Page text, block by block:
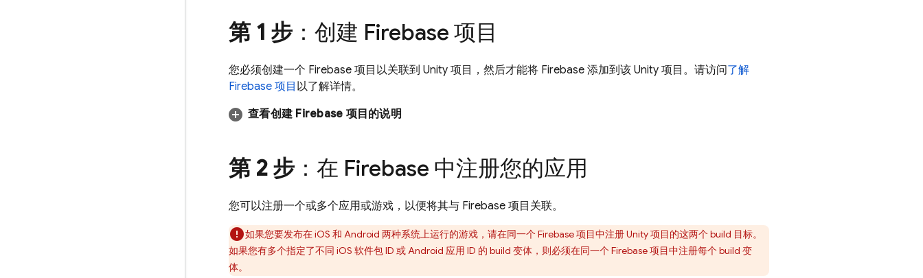
第 1 步 ：创建 Firebase 项目
您必须创建一个 Firebase 项目以关联到 Unity 项目，然后才能将 Firebase 添加到该 Unity 项目。请访问了解
Firebase 项目 以了解详情。
查看创建 Firebase 项目的说明
第 2 步 ：在 Firebase 中注册您的应用
您可以注册一个或多个应用或游戏，以便将其与 Firebase 项目关联。
如果您要发布在 iOS 和 Android 两种系统上运行的游戏，请在同一个 Firebase 项目中注册 Unity 项目的这两个 build 目标。
如果您有多个指定了不同 iOS 软件包 ID 或 Android 应用 ID 的 build 变体，则必须在同一个 Firebase 项目中注册每个 build 变
体。